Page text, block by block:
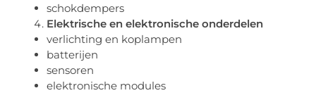
schokdempers
Elektrische en elektronische onderdelen
verlichting en koplampen
batterijen
sensoren
elektronische modules